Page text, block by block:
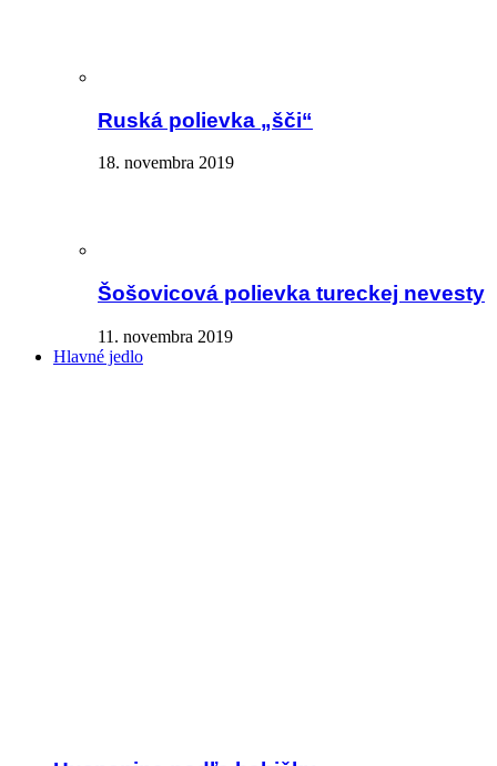
Ruská polievka „šči“
18. novembra 2019
Šošovicová polievka tureckej nevesty
11. novembra 2019
Hlavné jedlo